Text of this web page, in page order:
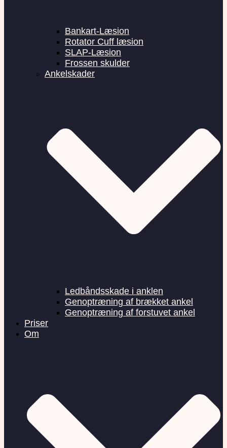
Bankart-Læsion
Rotator Cuff læsion
SLAP-Læsion
Frossen skulder
Ankelskader
Ledbåndsskade i anklen
Genoptræning af brækket ankel
Genoptræning af forstuvet ankel
Priser
Om